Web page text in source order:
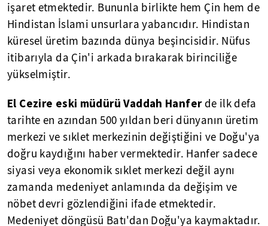
işaret etmektedir. Bununla birlikte hem Çin hem de
Hindistan İslami unsurlara yabancıdır. Hindistan
küresel üretim bazında dünya beşincisidir. Nüfus
itibarıyla da Çin'i arkada bırakarak birinciliğe
yükselmiştir.
El Cezire eski müdürü Vaddah Hanferde ilk defa
tarihte en azından 500 yıldan beri dünyanın üretim
merkezi ve sıklet merkezinin değiştiğini ve Doğu'ya
doğru kaydığını haber vermektedir. Hanfer sadece
siyasi veya ekonomik sıklet merkezi değil aynı
zamanda medeniyet anlamında da değişim ve
nöbet devri gözlendiğini ifade etmektedir.
Medeniyet döngüsü Batı'dan Doğu'ya kaymaktadır.